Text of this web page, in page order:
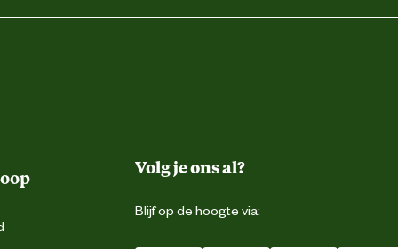
Volg je ons al?
Blijf op de hoogte via: